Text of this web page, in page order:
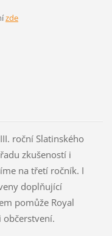
zde
roční Slatinského
zkušeností i
na třetí ročník. I
doplňující
pomůže Royal
občerstvení.